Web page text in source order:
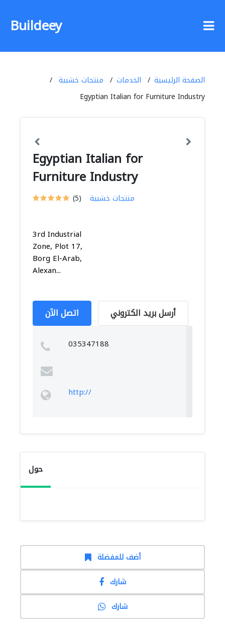
Buildeey
الصفحة الرئيسية الخدمات
منتجات خشبية
Egyptian Italian for Furniture Industry
Egyptian Italian for
Furniture Industry
(5) منتجات خشبية
3rd Industrial
Zone, Plot 17,
Borg El-Arab,
Alexan...
اتصل الآن أرسل بريد الكتروني
035347188
http://
حول
أضف للمفضلة
شارك
شارك